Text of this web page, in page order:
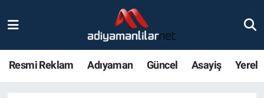
Resmi Reklam Adıyaman Güncel Asayiş Yerel
Nöbetçi Eczaneler